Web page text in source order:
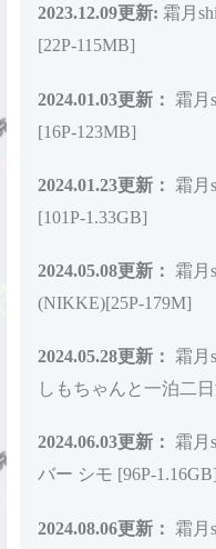
2023.12.09更新: 霜月
[22P-115MB]
2024.01.03更新：
霜月
[16P-123MB]
2024.01.23更新：
霜月
[101P-1.33GB]
2024.05.08更新：
霜月
(NIKKE)[25P-179M]
2024.05.28更新：
霜月
しもちゃんと一泊二
2024.06.03更新：
霜月
バー シモ [96P-1.16GB]
2024.08.06更新：
霜月